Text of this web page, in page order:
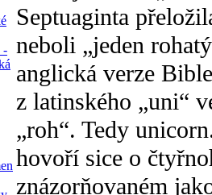
Septuaginta
neboli „jeden
anglická verze
z latinského „uni“
„roh“. Tedy
hovoří sice o
znázorňovaném